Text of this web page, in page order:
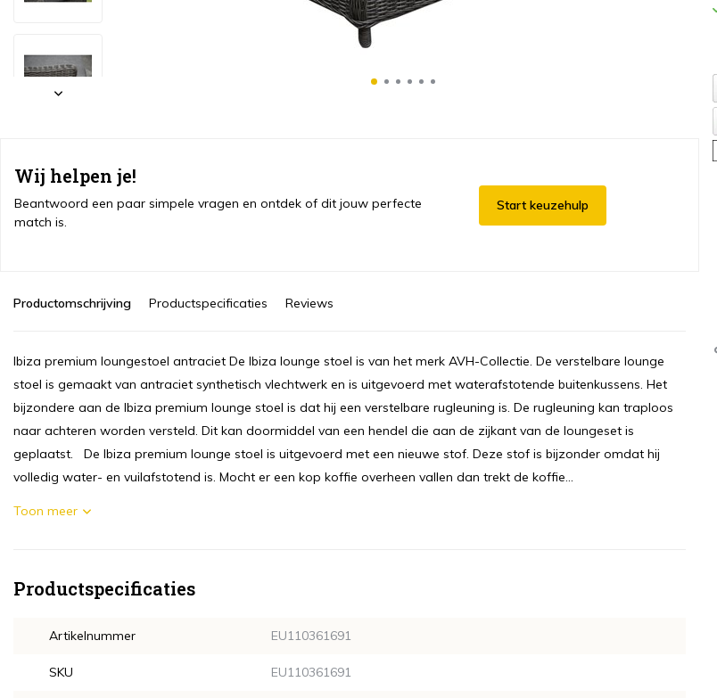
Wij helpen je!
Beantwoord een paar simpele vragen en ontdek of dit jouw perfecte
match is.
Start keuzehulp
Productomschrijving Productspecificaties Reviews
Ibiza premium loungestoel antraciet De Ibiza lounge stoel is van het merk AVH-Collectie. De verstelbare lounge
stoel is gemaakt van antraciet synthetisch vlechtwerk en is uitgevoerd met waterafstotende buitenkussens. Het
bijzondere aan de Ibiza premium lounge stoel is dat hij een verstelbare rugleuning is. De rugleuning kan traploos
naar achteren worden versteld. Dit kan doormiddel van een hendel die aan de zijkant van de loungeset is
geplaatst. De Ibiza premium lounge stoel is uitgevoerd met een nieuwe stof. Deze stof is bijzonder omdat hij
volledig water- en vuilafstotend is. Mocht er een kop koffie overheen vallen dan trekt de koffie...
Toon meer
Productspecificaties
Artikelnummer EU110361691
SKU EU110361691